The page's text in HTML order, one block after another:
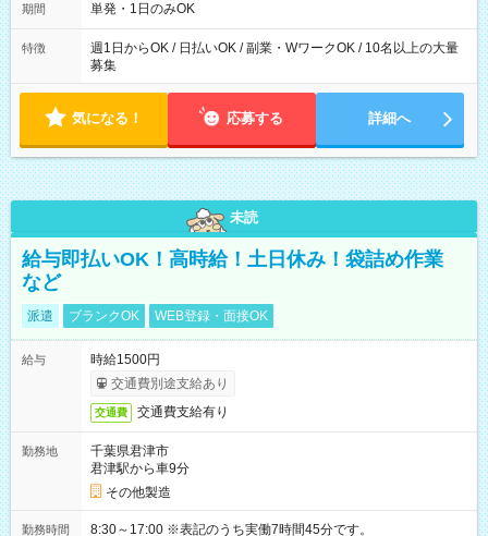
期間 単発・1日のみOK
特徴
週1日からOK / 日払いOK / 副業・WワークOK / 10名以上の大量
募集
気になる！ 応募する 詳細へ
未読
給与即払いOK！高時給！土日休み！袋詰め作業
など
派遣 ブランクOK WEB登録・面接OK
給与
時給1500円
交通費別途支給あり
交通費 交通費支給有り
勤務地
千葉県君津市
君津駅から車9分
その他製造
勤務時間 8:30～17:00 ※表記のうち実働7時間45分です。